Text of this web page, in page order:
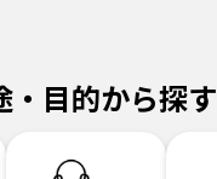
・目的から探す